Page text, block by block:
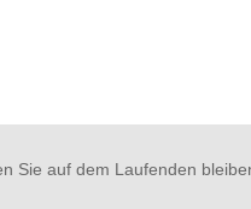
Sie auf dem Laufenden